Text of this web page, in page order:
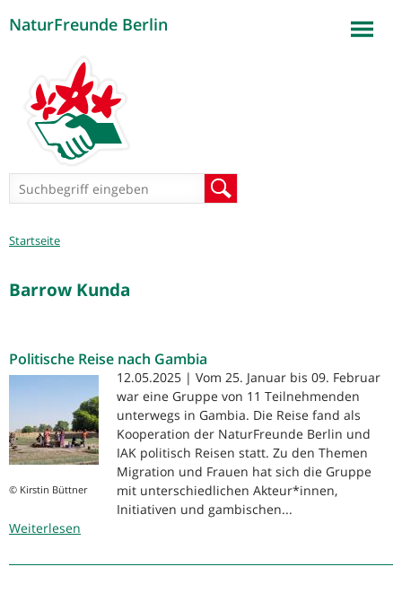
NaturFreunde Berlin
Suchformular
Sie
Startseite
Barrow Kunda
Politische Reise nach Gambia
© Kirstin Büttner
12.05.2025 | Vom 25. Januar bis 09. Februar
war eine Gruppe von 11 Teilnehmenden
unterwegs in Gambia. Die Reise fand als
Kooperation der NaturFreunde Berlin und
IAK politisch Reisen statt. Zu den Themen
Migration und Frauen hat sich die Gruppe
mit unterschiedlichen Akteur*innen,
Initiativen und gambischen...
Weiterlesen
Reise